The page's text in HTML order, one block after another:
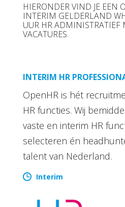
HIERONDER VIND JE EEN
INTERIM GELDERLAND
UUR HR ADMINISTRATIEF
VACATURES.
INTERIM HR
OpenHR is hét
HR functies. Wij
vaste en interim HR
selecteren én
talent van Nederland.
Interim